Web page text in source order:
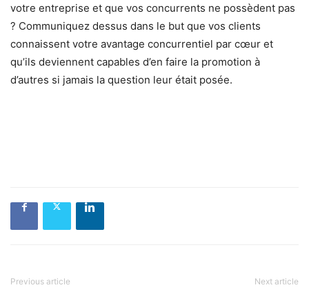
votre entreprise et que vos concurrents ne possèdent pas
? Communiquez dessus dans le but que vos clients
connaissent votre avantage concurrentiel par cœur et
qu’ils deviennent capables d’en faire la promotion à
d’autres si jamais la question leur était posée.
Previous article Next article